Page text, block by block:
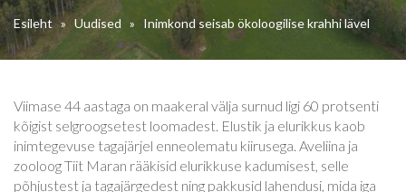
Esileht » Uudised » Inimkond seisab ökoloogilise krahhi lävel
Viimase 44 aastaga on maakeral välja surnud ligi 60 protsenti
kõigist selgroogsetest loomadest. Elustik ja elurikkus kaob
inimtegevuse tagajärjel enneolematu kiirusega. Aveliina ja
zooloog Tiit Maran rääkisid elurikkuse kadumisest, selle
põhjustest ja tagajärgedest ning pakkusid lahendusi, mida iga